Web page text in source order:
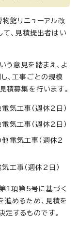
館リニューアル改
て、見積提出者はい
う意見を踏まえ、よ
、工事ごとの規模
積募集を行います。
気工事（週休2日）
気工事（週休2日）
電気工事（週休2
工事（週休2日）
1項第5号に基づく
進めるため、見積を
するものです。